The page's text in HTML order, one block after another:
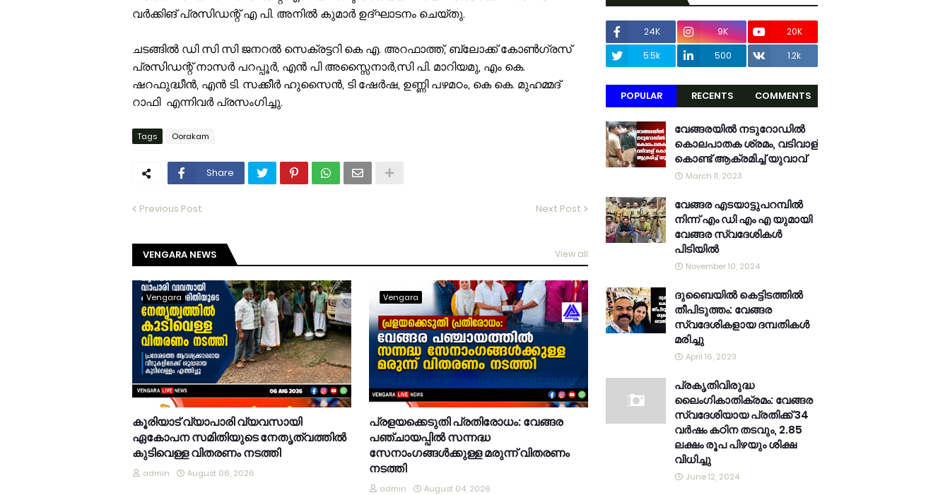
വർക്കിങ് പ്രസിഡന്റ്‌ എ പി. അനിൽ കുമാർ ഉദ്ഘാടനം ചെയ്തു.
ചടങ്ങിൽ ഡി സി സി ജനറൽ സെക്രട്ടറി കെ എ. അറഫാത്ത്, ബ്ലോക്ക്‌ കോൺഗ്രസ്‌
പ്രസിഡന്റ്‌ നാസർ പറപ്പൂർ, എൻ പി അസ്സൈനാർ,സി പി. മാറിയമു, എം കെ.
ഷറഫുദ്ധീൻ, എൻ ടി. സക്കീർ ഹുസൈൻ, ടി ഷേർഷ, ഉണ്ണി പഴമഠം, കെ കെ. മുഹമ്മദ്
റാഫി എന്നിവർ പ്രസംഗിച്ചു.
Tags Oorakam
Share
Previous Post Next Post
VENGARA NEWS View all
Vengara
കൂരിയാട് വ്യാപാരി വ്യവസായി
ഏകോപന സമിതിയുടെ നേതൃത്വത്തിൽ
കുടിവെള്ള വിതരണം നടത്തി
admin August 06, 2026
Vengara
പ്രളയക്കെടുതി പ്രതിരോധം: വേങ്ങര
പഞ്ചായപ്പിൽ സന്നദ്ധ
സേനാംഗങ്ങൾക്കുള്ള മരുന്ന് വിതരണം
നടത്തി
admin August 04, 2026
24K 9K
20K
5.5k
500 1.2k
POPULAR RECENTS COMMENTS
വേങ്ങരയിൽ നടുറോഡിൽ
കൊലപാതക ശ്രമം, വടിവാള്
കൊണ്ട് ആക്രമിച്ച് യുവാവ്
March 11, 2023
വേങ്ങര എടയാട്ടുപറമ്പിൽ
നിന്ന് എം ഡി എം എ യുമായി
വേങ്ങര സ്വദേശികൾ
പിടിയിൽ
November 10, 2024
ദുബൈയിൽ കെട്ടിടത്തിൽ
തീപിടുത്തം: വേങ്ങര
സ്വദേശികളായ ദമ്പതികൾ
മരിച്ചു
April 16, 2023
പ്രകൃതിവിരുദ്ധ
ലൈംഗികാതിക്രമം: വേങ്ങര
സ്വദേശിയായ പ്രതിക്ക് 34
വര്‍ഷം കഠിന തടവും, 2.85
ലക്ഷം രൂപ പിഴയും ശിക്ഷ
വിധിച്ചു
June 12, 2024